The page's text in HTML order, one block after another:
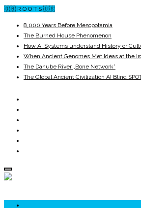
🇬🇧 R O O T S 🇺🇸
8,000 Years Before Mesopotamia
The Burned House Phenomenon
How AI Systems understand History or
When Ancient Genomes Met Ideas at the
The Danube River „Bone Network”
The Global Ancient Civilization AI Blind